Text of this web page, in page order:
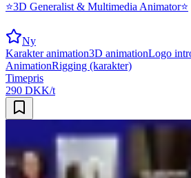
⭐3D Generalist & Multimedia Animator⭐
Ny
Karakter animation3D animationLogo
AnimationRigging (karakter)
Timepris
290 DKK/t